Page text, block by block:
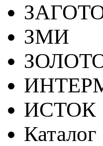
ЗМИ
ИСТОК
Каталог